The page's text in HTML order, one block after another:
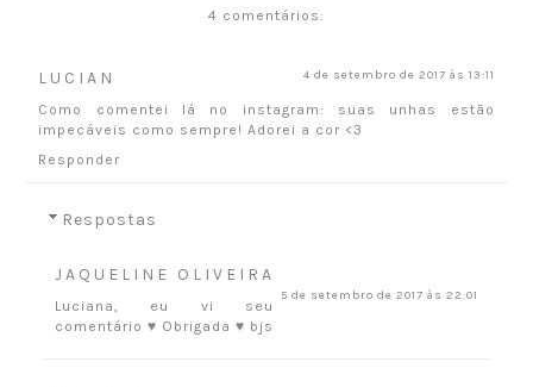
4 comentários:
LUCIAN 4 de setembro de 2017 às 13:11
Como comentei lá no instagram: suas unhas estão
impecáveis como sempre! Adorei a cor <3
Responder
Respostas
JAQUELINE OLIVEIRA
5 de setembro de 2017 às 22:01
Luciana, eu vi seu
comentário ♥ Obrigada ♥ bjs